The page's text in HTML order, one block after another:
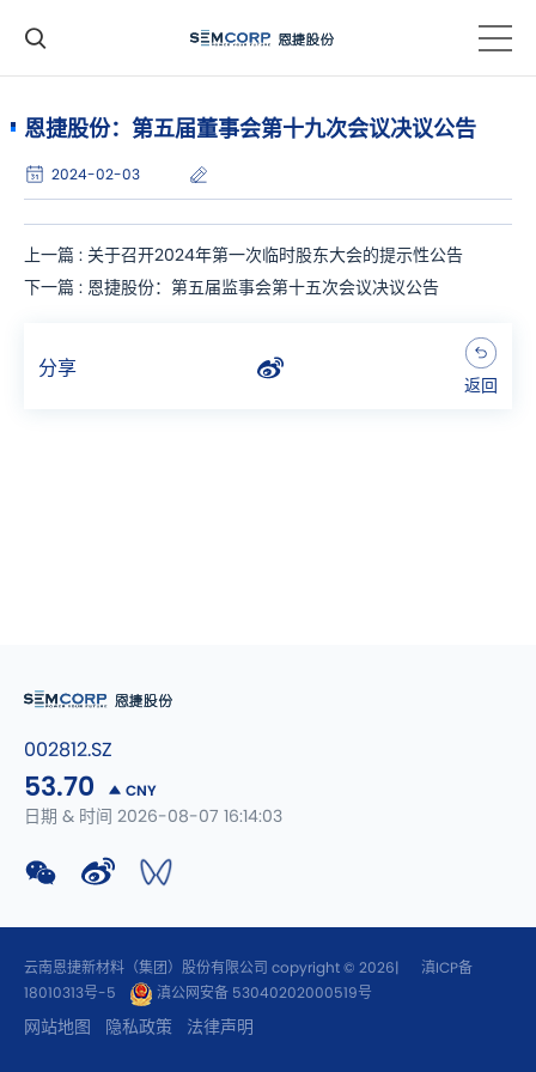
恩捷股份：第五届董事会第十九次会议决议公告
2024-02-03
上一篇 : 关于召开2024年第一次临时股东大会的提示性公告
下一篇 : 恩捷股份：第五届监事会第十五次会议决议公告
分享
返回
002812.SZ
53.70 CNY
日期 & 时间 2026-08-07 16:14:03
云南恩捷新材料（集团）股份有限公司 copyright © 2026|
滇ICP备
18010313号-5
滇公网安备 53040202000519号
网站地图 隐私政策 法律声明